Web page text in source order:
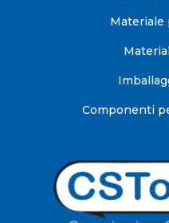
Materiale
Componenti